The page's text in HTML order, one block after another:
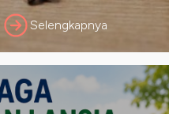
Selengkapnya